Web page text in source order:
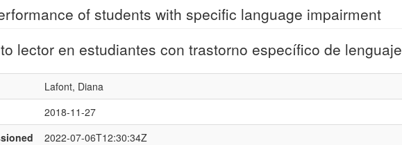
of students with specific language impairment
lector en estudiantes con trastorno específico de lenguaje
Lafont, Diana
2018-11-27
2022-07-06T12:30:34Z